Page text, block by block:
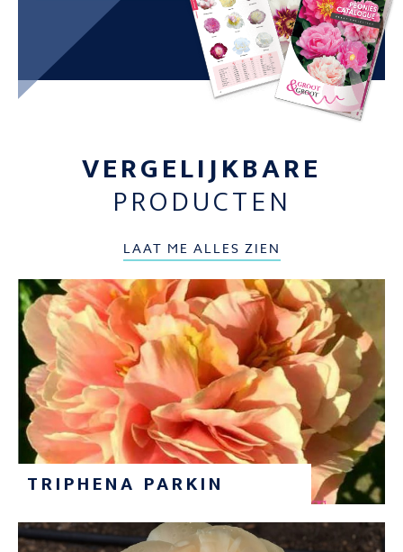
VERGELIJKBARE
PRODUCTEN
LAAT ME ALLES ZIEN
TRIPHENA PARKIN